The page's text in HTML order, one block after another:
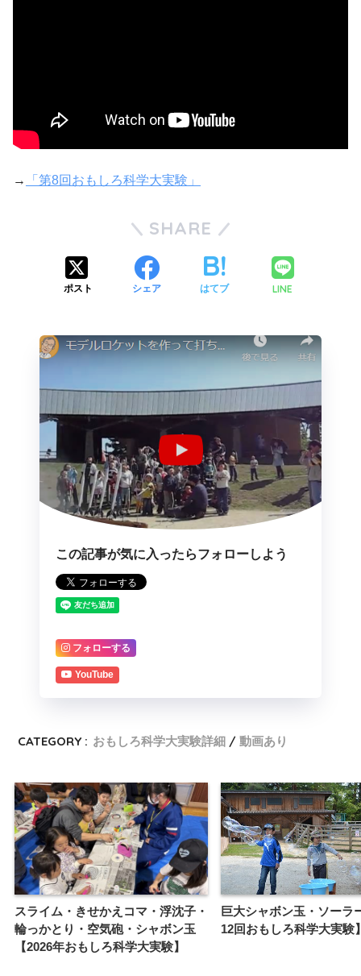
→ 「第8回おもしろ科学大実験」
SHARE
ポスト シェア はてブ LINE
この記事が気に入ったらフォローしよう
フォローする
YouTube
CATEGORY : おもしろ科学大実験詳細 動画あり
スライム・きせかえコマ・浮沈子・
輪っかとり・空気砲・シャボン玉
【2026年おもしろ科学大実験】
巨大シャボン玉・ソーラ
12回おもしろ科学大実験